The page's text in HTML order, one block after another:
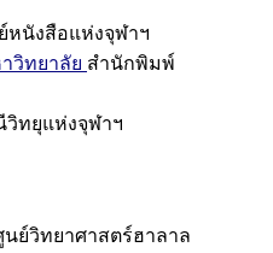
หนังสือแห่งจุฬาฯ
วิทยาลัย สำนักพิมพ์
วิทยุแห่งจุฬาฯ
นย์วิทยาศาสตร์ฮาลาล